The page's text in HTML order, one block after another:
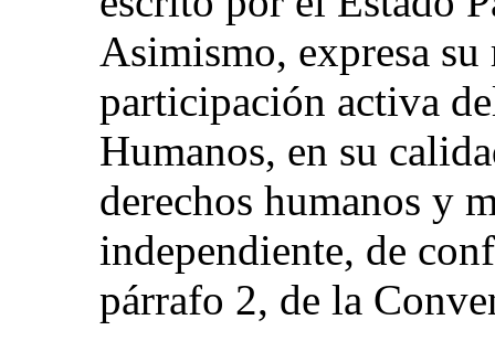
Asimismo, expresa
participación activa
Humanos, en su
derechos humanos y
independiente, de
párrafo 2, de la